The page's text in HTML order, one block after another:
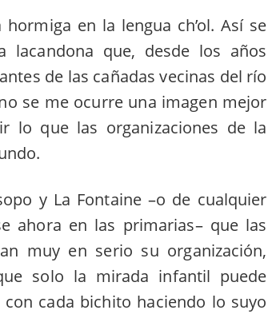
hormiga en la lengua ch’ol. Así se
lacandona que, desde los años
de las cañadas vecinas del río
se me ocurre una imagen mejor
lo que las organizaciones de la
y La Fontaine –o de cualquier
ahora en las primarias– que las
muy en serio su organización,
solo la mirada infantil puede
cada bichito haciendo lo suyo